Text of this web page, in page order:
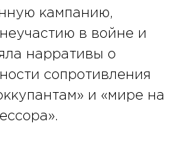
кампанию,
в войне и
нарративы о
сопротивления
и «мире на